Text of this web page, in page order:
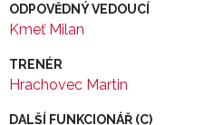
ODPOVĚDNÝ VEDOUCÍ
Kmeť Milan
TRENÉR
Hrachovec Martin
DALŠÍ FUNKCIONÁŘ (C)